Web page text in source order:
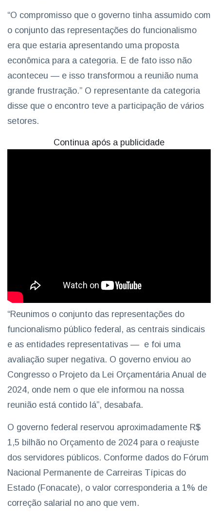
“O compromisso que o governo tinha assumido com
o conjunto das representações do funcionalismo
era que estaria apresentando uma proposta
econômica para a categoria. E de fato isso não
aconteceu — e isso transformou a reunião numa
grande frustração.” O representante da categoria
disse que o encontro teve a participação de vários
setores.
Continua após a publicidade
“Reunimos o conjunto das representações do
funcionalismo público federal, as centrais sindicais
e as entidades representativas — e foi uma
avaliação super negativa. O governo enviou ao
Congresso o Projeto da Lei Orçamentária Anual de
2024, onde nem o que ele informou na nossa
reunião está contido lá”, desabafa.
O governo federal reservou aproximadamente R$
1,5 bilhão no Orçamento de 2024 para o reajuste
dos servidores públicos. Conforme dados do Fórum
Nacional Permanente de Carreiras Típicas do
Estado (Fonacate), o valor corresponderia a 1% de
correção salarial no ano que vem.